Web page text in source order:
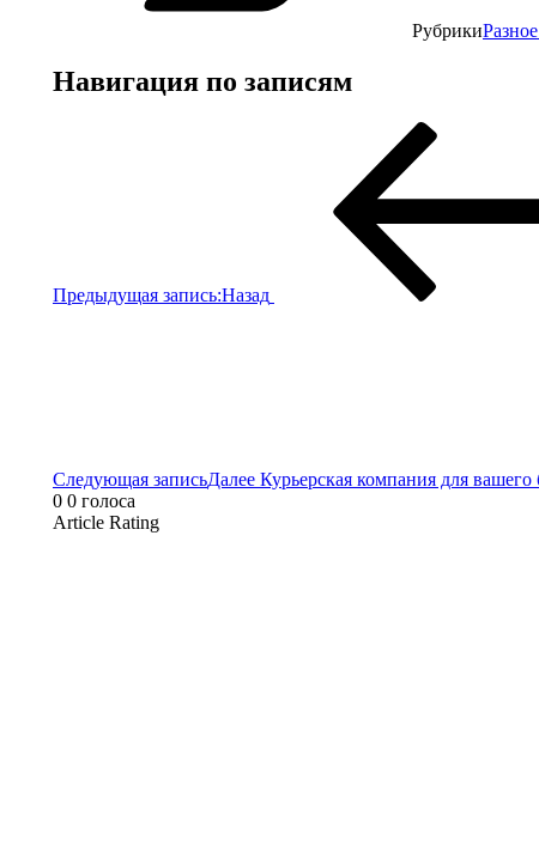
Рубрики
Навигация по записям
Предыдущая запись:Назад
Следующая записьДалее Курьерская компания для вашего
0 0 голоса
Article Rating